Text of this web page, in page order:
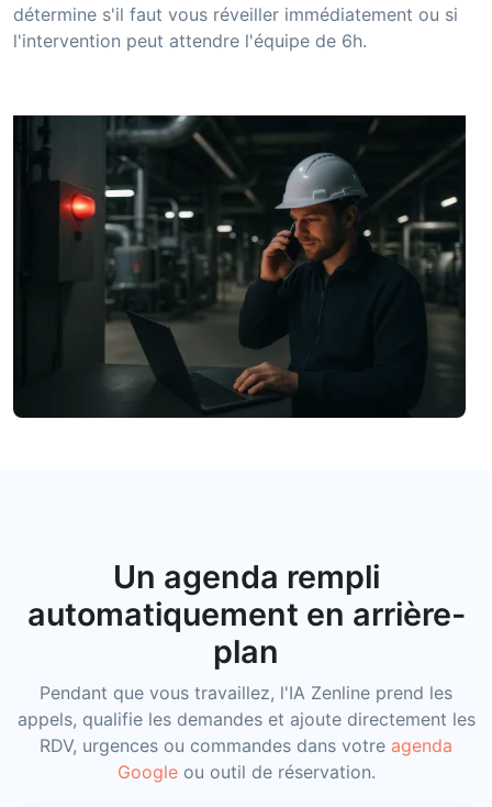
détermine s'il faut vous réveiller immédiatement ou si
l'intervention peut attendre l'équipe de 6h.
Un agenda rempli
automatiquement en arrière-
plan
Pendant que vous travaillez, l'IA Zenline prend les
appels, qualifie les demandes et ajoute directement les
RDV, urgences ou commandes dans votre agenda
Googleou outil de réservation.